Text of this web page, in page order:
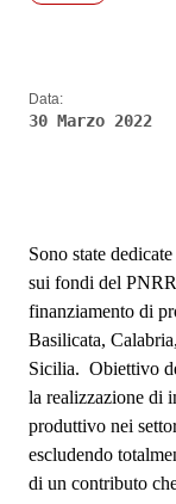
Data:
30 Marzo 2022
Sono state
sui fondi del
finanziamento di
Basilicata,
Sicilia. Obiettivo
la realizzazione di
produttivo nei
escludendo
di un contributo